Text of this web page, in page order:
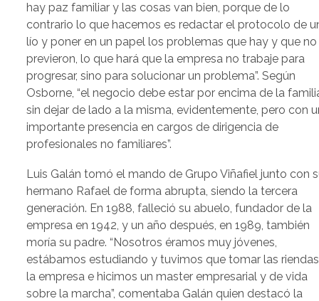
hay paz familiar y las cosas van bien, porque de lo
contrario lo que hacemos es redactar el protocolo de
lío y poner en un papel los problemas que hay y que no
previeron, lo que hará que la empresa no trabaje para
progresar, sino para solucionar un problema”. Según
Osborne, “el negocio debe estar por encima de la
sin dejar de lado a la misma, evidentemente, pero con
importante presencia en cargos de dirigencia de
profesionales no familiares”.
Luis Galán tomó el mando de Grupo Viñafiel junto con
hermano Rafael de forma abrupta, siendo la tercera
generación. En 1988, falleció su abuelo, fundador de la
empresa en 1942, y un año después, en 1989, también
moría su padre. “Nosotros éramos muy jóvenes,
estábamos estudiando y tuvimos que tomar las
la empresa e hicimos un master empresarial y de vida
sobre la marcha”, comentaba Galán quien destacó la